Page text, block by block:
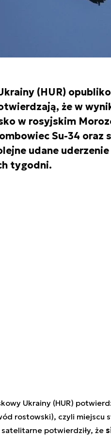
(HUR)
że w
w rosyjskim
Su-34 oraz
udane
tygodni.
Ukrainy (HUR)
rostowski), czyli miejscu
potwierdziły, że